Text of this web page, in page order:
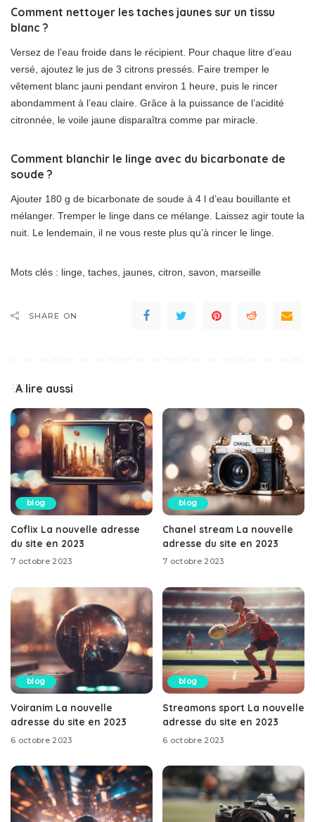
Comment nettoyer les taches jaunes sur un tissu
blanc ?
Versez de l’eau froide dans le récipient. Pour chaque litre d’eau
versé, ajoutez le jus de 3 citrons pressés. Faire tremper le
vêtement blanc jauni pendant environ 1 heure, puis le rincer
abondamment à l’eau claire. Grâce à la puissance de l’acidité
citronnée, le voile jaune disparaîtra comme par miracle.
Comment blanchir le linge avec du bicarbonate de
soude ?
Ajouter 180 g de bicarbonate de soude à 4 l d’eau bouillante et
mélanger. Tremper le linge dans ce mélange. Laissez agir toute la
nuit. Le lendemain, il ne vous reste plus qu’à rincer le linge.
Mots clés : linge, taches, jaunes, citron, savon, marseille
SHARE ON
A lire aussi
blog
Coflix La nouvelle adresse
du site en 2023
7 octobre 2023
blog
Chanel stream La nouvelle
adresse du site en 2023
7 octobre 2023
blog
Voiranim La nouvelle
adresse du site en 2023
6 octobre 2023
blog
Streamons sport La nouvelle
adresse du site en 2023
6 octobre 2023